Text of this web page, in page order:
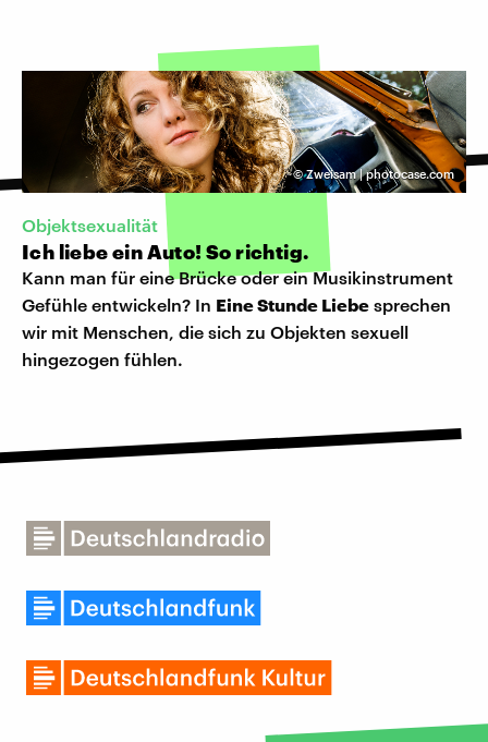
©Zweisam | photocase.com
Objektsexualität
Ich liebe ein Auto! So richtig.
Kann man für eine Brücke oder ein Musikinstrument
Gefühle entwickeln? In Eine Stunde Liebe sprechen
wir mit Menschen, die sich zu Objekten sexuell
hingezogen fühlen.